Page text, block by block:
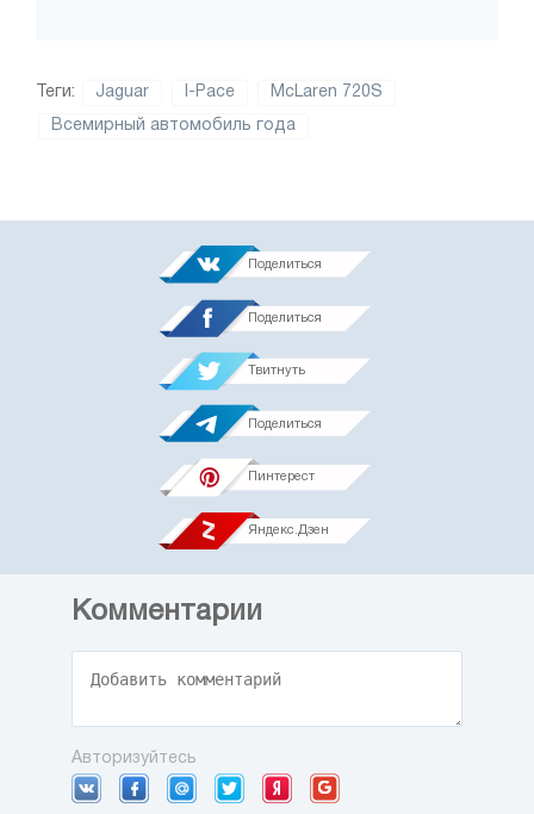
Теги: Jaguar I-Pace McLaren 720S
Всемирный автомобиль года
Поделиться
Поделиться
Твитнуть
Поделиться
Пинтерест
Яндекс.Дзен
Комментарии
Авторизуйтесь